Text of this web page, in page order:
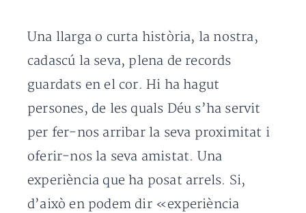
Una llarga o curta història, la nostra,
cadascú la seva, plena de records
guardats en el cor. Hi ha hagut
persones, de les quals Déu s’ha servit
per fer-nos arribar la seva proximitat i
oferir-nos la seva amistat. Una
experiència que ha posat arrels. Si,
d’això en podem dir «experiència